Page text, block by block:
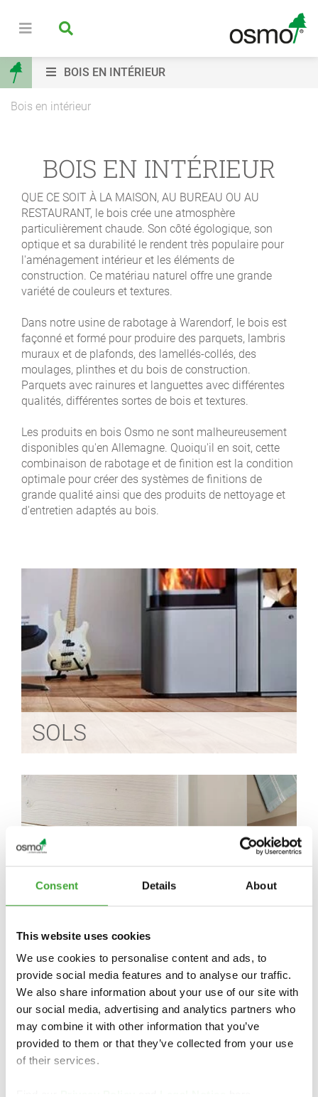
Consent Details About
This website uses cookies
We use cookies to personalise content and ads, to
provide social media features and to analyse our traffic.
We also share information about your use of our site with
our social media, advertising and analytics partners who
may combine it with other information that you’ve
provided to them or that they’ve collected from your use
of their services.
BOIS EN INTÉRIEUR
Bois en intérieur
BOIS EN INTÉRIEUR
QUE CE SOIT À LA MAISON, AU BUREAU OU AU
RESTAURANT, le bois crée une atmosphère
particulièrement chaude. Son côté égologique, son
optique et sa durabilité le rendent très populaire pour
l'aménagement intérieur et les éléments de
construction. Ce matériau naturel offre une grande
variété de couleurs et textures.
Dans notre usine de rabotage à Warendorf, le bois est
façonné et formé pour produire des parquets, lambris
muraux et de plafonds, des lamellés-collés, des
moulages, plinthes et du bois de construction.
Parquets avec rainures et languettes avec différentes
qualités, différentes sortes de bois et textures.
Les produits en bois Osmo ne sont malheureusement
disponibles qu'en Allemagne. Quoiqu'il en soit, cette
combinaison de rabotage et de finition est la condition
optimale pour créer des systèmes de finitions de
grande qualité ainsi que des produits de nettoyage et
d'entretien adaptés au bois.
SOLS
PLINTHES